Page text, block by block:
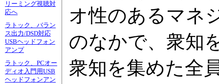
リーミング視聴対
応へ
ラトック、バラン
ス出力/DSD対応
USBヘッドフォン
アンプ
ラトック、PCオー
ディオ入門用USB
ヘッドフォンアン
オ性のあるマネ
のなかで、衆知
衆知を集めた全